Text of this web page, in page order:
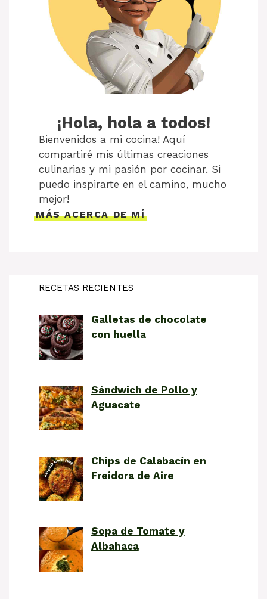
¡Hola, hola a todos!
Bienvenidos a mi cocina! Aquí
compartiré mis últimas creaciones
culinarias y mi pasión por cocinar. Si
puedo inspirarte en el camino, mucho
mejor!
MÁS ACERCA DE MÍ
RECETAS RECIENTES
Galletas de chocolate
con huella
Sándwich de Pollo y
Aguacate
Chips de Calabacín en
Freidora de Aire
Sopa de Tomate y
Albahaca